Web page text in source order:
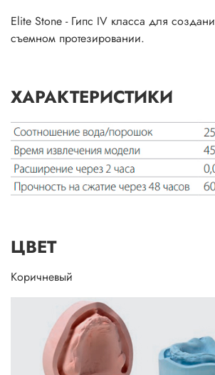
Elite Stone - Гипс IV класса для
съемном протезировании.
ХАРАКТЕРИСТИКИ
ЦВЕТ
Коричневый